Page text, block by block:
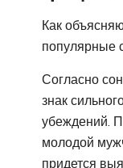
Как
популярные
Согласно
знак
убеждений.
молодой
придется